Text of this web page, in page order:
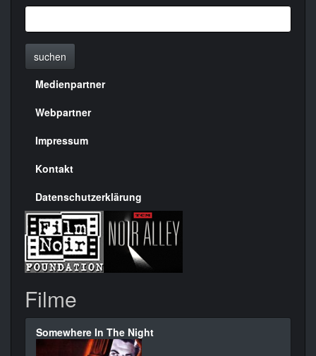
suchen
Menülinks
rechte
Seite
Medienpartner
Webpartner
Impressum
Kontakt
Datenschutzerklärung
Filme
Somewhere In The Night